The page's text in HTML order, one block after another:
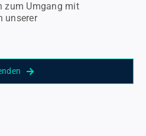
zum Umgang mit
unserer